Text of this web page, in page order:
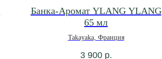
Банка-Аромат YLANG YLANG
65 мл
Takayaka, Франция
3 900 р.